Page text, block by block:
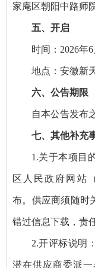
家庵区朝阳中路师
五、开启
时间：2026年
地点：安徽新
六、公告期限
自本公告发布
七、其他补充
1.关于本项目
区人民政府网站（
布。供应商须随时
错过信息下载，责
2.开评标说明
潜在供应商委派